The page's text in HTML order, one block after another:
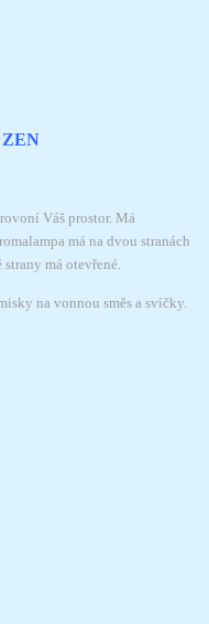
ZEN
Váš prostor. Má
má na dvou stranách
má otevřené.
na vonnou směs a svíčky.